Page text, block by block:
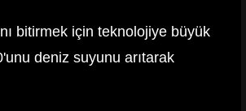
bitirmek için teknolojiye büyük
deniz suyunu arıtarak